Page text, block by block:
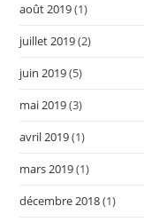
août 2019(1)
juillet 2019(2)
juin 2019(5)
mai 2019(3)
avril 2019(1)
mars 2019(1)
décembre 2018(1)